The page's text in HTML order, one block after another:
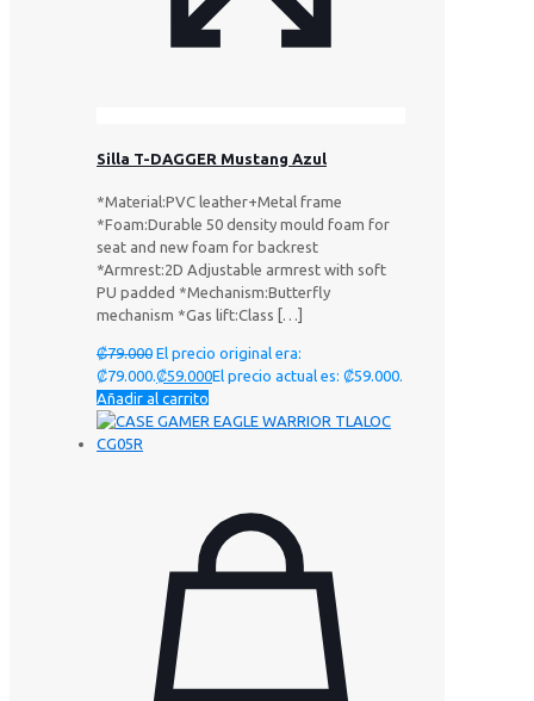
Silla T-DAGGER Mustang Azul
*Material:PVC leather+Metal frame
*Foam:Durable 50 density mould foam for
seat and new foam for backrest
*Armrest:2D Adjustable armrest with soft
PU padded *Mechanism:Butterfly
mechanism *Gas lift:Class […]
₡79.000 El precio original era:
₡79.000.₡59.000El precio actual es: ₡59.000.
Añadir al carrito